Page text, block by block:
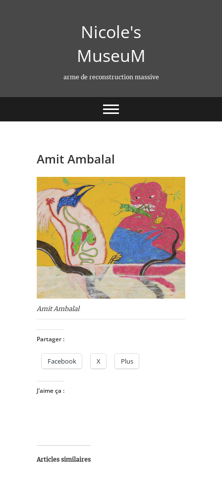
Nicole's
MuseuM
arme de reconstruction massive
Amit Ambalal
Amit Ambalal
Partager :
Facebook X Plus
J’aime ça :
Articles similaires